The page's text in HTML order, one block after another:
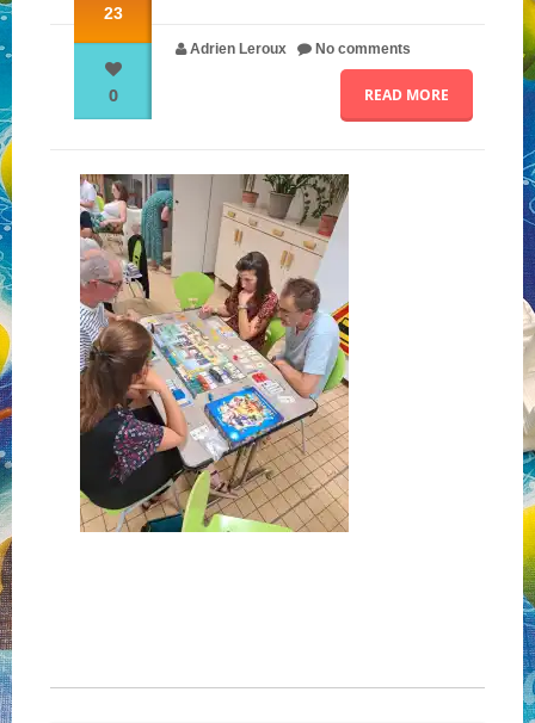
NOS JEUX
NOS PARTENAIRES
QUI SOMMES-NOUS ?
NOUS CONTACTER !
23
0
Adrien Leroux No comments
READ MORE